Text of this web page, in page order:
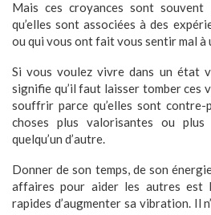
Mais ces croyances sont
qu’elles sont associées à des
ou qui vous ont fait vous sentir mal à
Si vous voulez vivre dans un état
signifie qu’il faut laisser tomber ces
souffrir parce qu’elles sont
choses plus valorisantes ou plus
quelqu’un d’autre.
Donner de son temps, de son
affaires pour aider les autres est
rapides d’augmenter sa vibration. Il